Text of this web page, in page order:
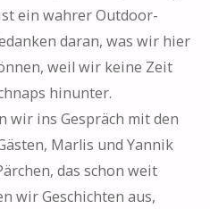
ein wahrer Outdoor-
daran, was wir hier
weil wir keine Zeit
hinunter.
wir ins Gespräch mit den
Marlis und Yannik
das schon weit
wir Geschichten aus,